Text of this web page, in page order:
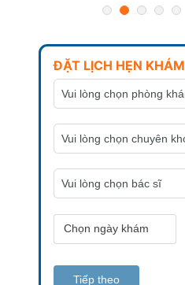
ĐẶT LỊCH HẸN KHÁM
Tiếp theo